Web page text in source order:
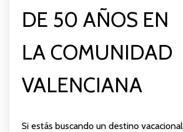
DE 50 AÑOS EN
LA COMUNIDAD
VALENCIANA
Si estás buscando un destino vacacional